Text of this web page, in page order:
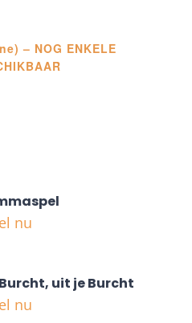
– NOG ENKELE
nu
uit je Burcht
nu